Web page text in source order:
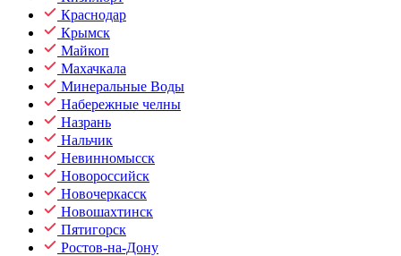
Краснодар
Крымск
Майкоп
Махачкала
Минеральные Воды
Набережные челны
Назрань
Нальчик
Невинномысск
Новороссийск
Новочеркасск
Новошахтинск
Пятигорск
Ростов-на-Дону